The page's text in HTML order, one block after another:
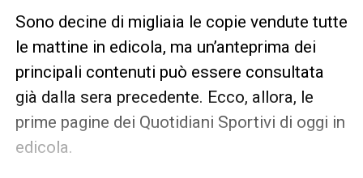
Sono decine di migliaia le copie vendute tutte
le mattine in edicola, ma un’anteprima dei
principali contenuti può essere consultata
già dalla sera precedente. Ecco, allora, le
prime pagine dei Quotidiani Sportivi di oggi in
edicola.